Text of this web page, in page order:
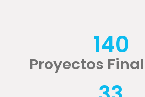
Proyectos
140